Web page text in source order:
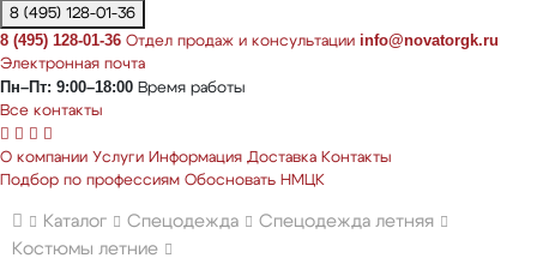
8 (495) 128-01-36
8 (495) 128-01-36 Отдел продаж и консультации info@novatorgk.ru
Электронная почта
Пн–Пт: 9:00–18:00 Время работы
Все контакты
О компании Услуги Информация Доставка Контакты
Подбор по профессиям Обосновать НМЦК
Каталог Спецодежда
Спецодежда летняя
Костюмы летние